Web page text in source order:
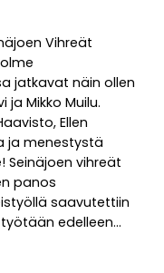
Vihreät
jatkavat näin ollen
ja Mikko Muilu.
Ellen
ja menestystä
Seinäjoen vihreät
panos
saavutettiin
edelleen…